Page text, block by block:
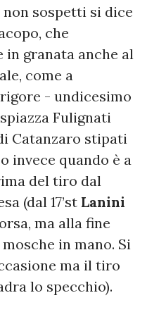
sospetti si dice
che
in granata anche al
come a
- undicesimo
Fulignati
Catanzaro stipati
invece quando è a
del tiro dal
(dal 17’st Lanini
ma alla fine
in mano. Si
ma il tiro
lo specchio).